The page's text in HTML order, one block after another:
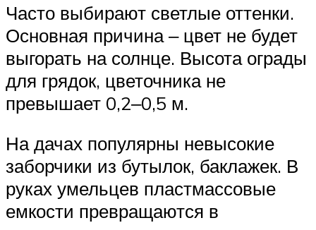
Часто выбирают светлые оттенки.
Основная причина ‒ цвет не будет
выгорать на солнце. Высота ограды
для грядок, цветочника не
превышает 0,2‒0,5 м.
На дачах популярны невысокие
заборчики из бутылок, баклажек. В
руках умельцев пластмассовые
емкости превращаются в